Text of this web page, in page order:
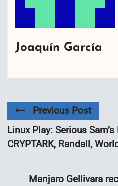
Joaquín García
Previous Post
Linux Play: Serious
CRYPTARK, Randall,
Manjaro Gellivara